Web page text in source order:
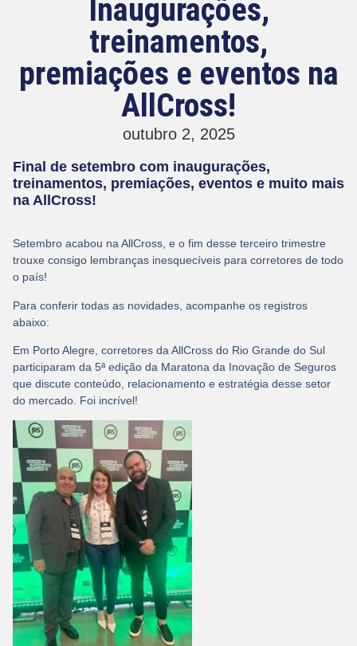
Inaugurações,
treinamentos,
premiações e eventos na
AllCross!
outubro 2, 2025
Final de setembro com inaugurações,
treinamentos, premiações, eventos e muito mais
na AllCross!
Setembro acabou na AllCross, e o fim desse terceiro trimestre
trouxe consigo lembranças inesquecíveis para corretores de todo
o país!
Para conferir todas as novidades, acompanhe os registros
abaixo:
Em Porto Alegre, corretores da AllCross do Rio Grande do Sul
participaram da 5ª edição da Maratona da Inovação de Seguros
que discute conteúdo, relacionamento e estratégia desse setor
do mercado. Foi incrível!